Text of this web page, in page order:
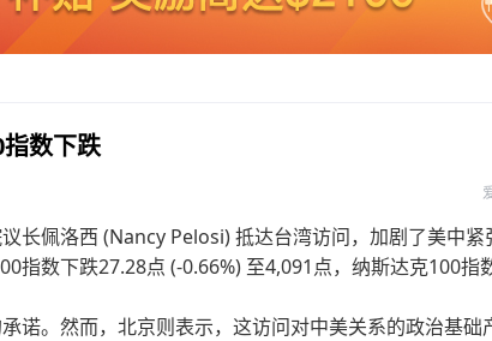
数下跌
长佩洛西 (Nancy Pelosi) 抵达台湾访问，加剧了美中紧
指数下跌27.28点 (-0.66%) 至4,091点，纳斯达克100指
诺。然而，北京则表示，这访问对中美关系的政治基础